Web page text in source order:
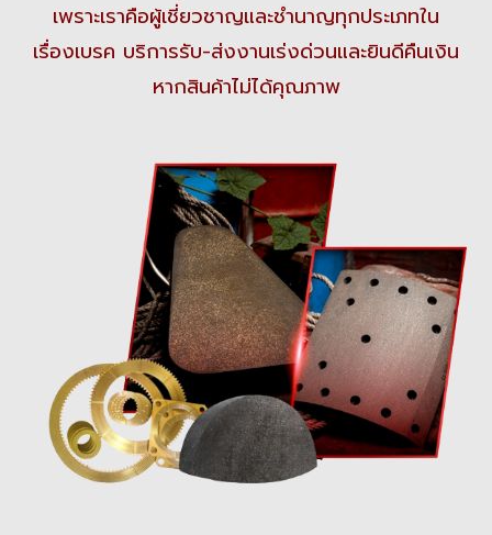
เพราะเราคือผู้เชี่ยวชาญและชำนาญทุกประเภทใน
เรื่องเบรค บริการรับ-ส่งงานเร่งด่วนและยินดีคืนเงิน
หากสินค้าไม่ได้คุณภาพ